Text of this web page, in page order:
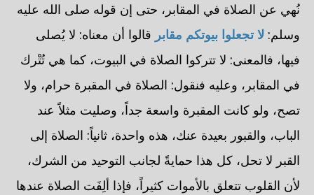
نُهي عن الصلاة في المقابر، حتى إن قوله صلى الله عليه
وسلم: لا تجعلوا بيوتكم مقابر قالوا أن معناه: لا يُصلى
فيها، فالمعنى: لا تتركوا الصلاة في البيوت، كما هي تُتْرك
في المقابر، وعليه فنقول: الصلاة في المقبرة حرام، ولا
تصح، ولو كانت المقبرة واسعة جداً، وصليت مثلاً عند
الباب، والقبور بعيدة عنك، هذه واحدة، ثانياً: الصلاة إلى
القبر لا تحل، كل هذا حمايةً لجانب التوحيد من الشرك،
لأن القلوب تتعلق بالأموات كثيراً، فإذا ألِفَت الصلاة عندها